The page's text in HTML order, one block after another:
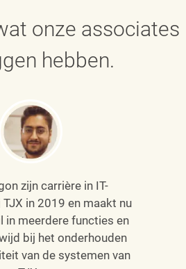
onze associates
hebben.
zijn carrière in IT-
in 2019 en maakt nu
in meerdere functies en
bij het onderhouden
van de systemen van